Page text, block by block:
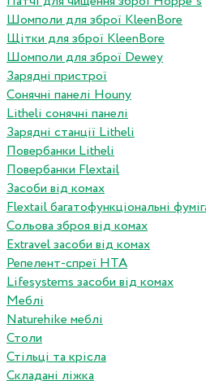
Шомполи для зброї KleenBore
Щітки для зброї KleenBore
Шомполи для зброї Dewey
Зарядні пристрої
Сонячні панелі Houny
Litheli сонячні панелі
Зарядні станції Litheli
Повербанки Litheli
Повербанки Flextail
Засоби від комах
Flextail багатофункціональні
Сольова зброя від комах
Extravel засоби від комах
Репелент-спреї HTA
Lifesystems засоби від комах
Меблі
Naturehike меблі
Столи
Стільці та крісла
Складані ліжка